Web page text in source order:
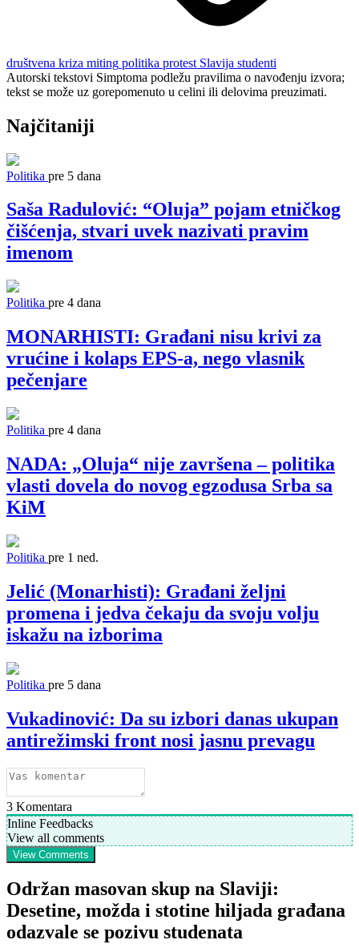
društvena kriza miting politika protest Slavija studenti
Autorski tekstovi Simptoma podležu pravilima o navođenju izvora;
tekst se može uz gorepomenuto u celini ili delovima preuzimati.
Najčitaniji
Politika pre 5 dana
Saša Radulović: “Oluja” pojam etničkog
čišćenja, stvari uvek nazivati pravim
imenom
Politika pre 4 dana
MONARHISTI: Građani nisu krivi za
vrućine i kolaps EPS-a, nego vlasnik
pečenjare
Politika pre 4 dana
NADA: „Oluja“ nije završena – politika
vlasti dovela do novog egzodusa Srba sa
KiM
Politika pre 1 ned.
Jelić (Monarhisti): Građani željni
promena i jedva čekaju da svoju volju
iskažu na izborima
Politika pre 5 dana
Vukadinović: Da su izbori danas ukupan
antirežimski front nosi jasnu prevagu
3 Komentara
Inline Feedbacks
View all comments
View Comments
Održan masovan skup na Slaviji:
Desetine, možda i stotine hiljada građana
odazvale se pozivu studenata